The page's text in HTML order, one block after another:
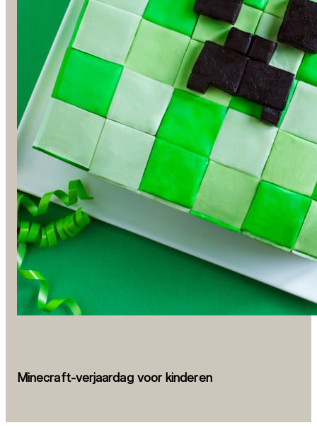
Minecraft-verjaardag voor kinderen